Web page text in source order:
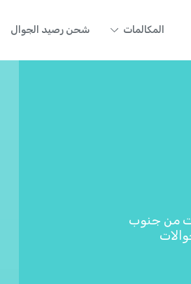
المكالمات شحن رصيد الجوال
من جنوب